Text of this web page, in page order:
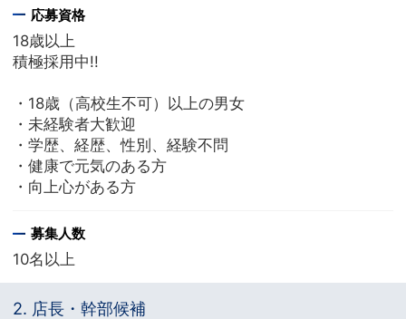
応募資格
18歳以上
積極採用中!!
・18歳（高校生不可）以上の男女
・未経験者大歓迎
・学歴、経歴、性別、経験不問
・健康で元気のある方
・向上心がある方
募集人数
10名以上
2. 店長・幹部候補